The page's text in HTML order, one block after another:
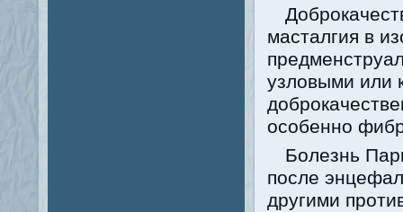
масталгия в
узловыми или
особенно
Болезнь
после
другими